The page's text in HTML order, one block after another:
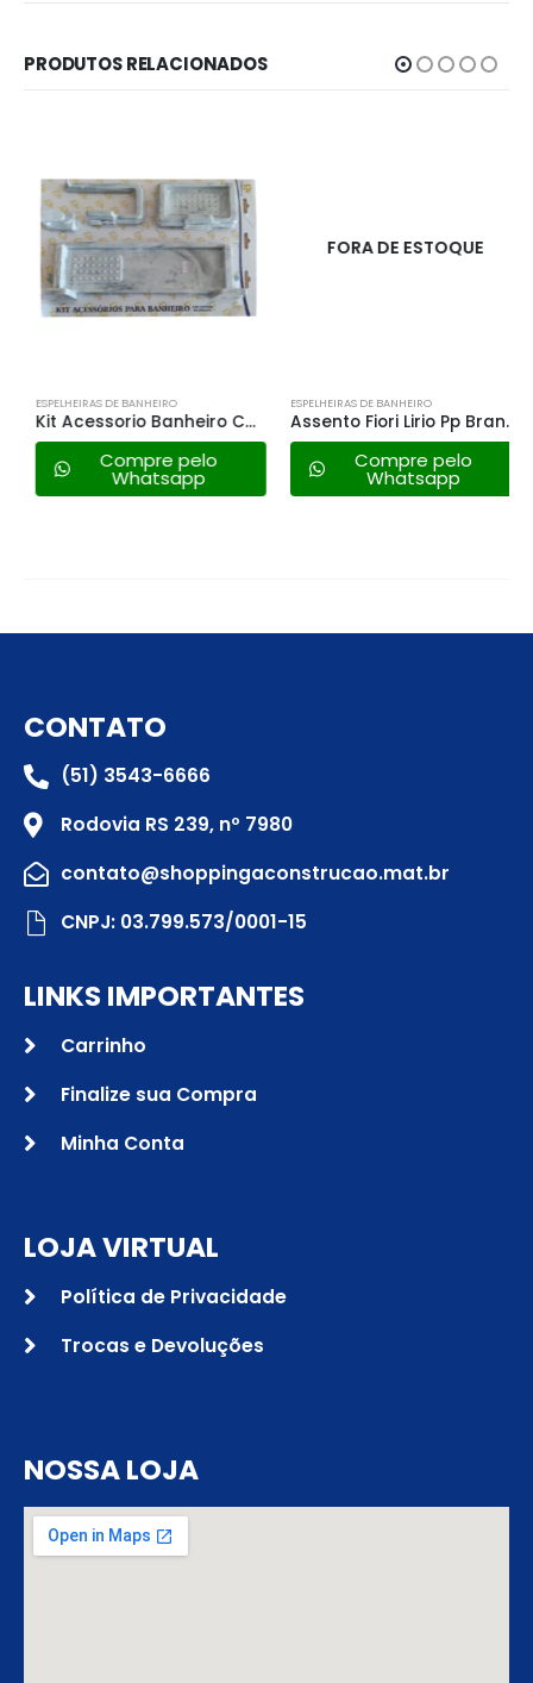
PRODUTOS RELACIONADOS
ESPELHEIRAS DE BANHEIRO
Kit Acessorio Banheiro Carrara Unica Branco
Compre pelo
Whatsapp
FORA DE ESTOQUE
ESPELHEIRAS DE BANHEIRO
Assento Fiori Lirio Pp Branco
Compre pelo
Whatsapp
CONTATO
(51) 3543-6666
Rodovia RS 239, nº 7980
contato@shoppingaconstrucao.mat.br
CNPJ: 03.799.573/0001-15
LINKS IMPORTANTES
Carrinho
Finalize sua Compra
Minha Conta
LOJA VIRTUAL
Política de Privacidade
Trocas e Devoluções
NOSSA LOJA